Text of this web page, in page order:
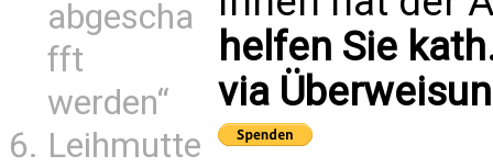
abgescha
fft
werden“
Leihmutte
helfen Sie
via